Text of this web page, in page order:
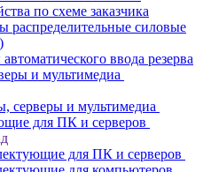
по схеме заказчика
распределительные силовые
ввода резерва
и мультимедиа
серверы и мультимедиа
для ПК и серверов
для ПК и серверов